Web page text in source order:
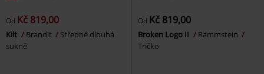
Od Kč 819,00
Kilt Brandit
Středně dlouhá
sukně
Od Kč 819,00
Broken Logo II
Rammstein
Tričko